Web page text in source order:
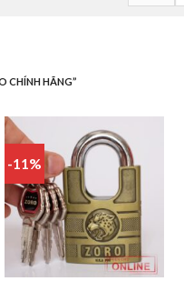
CHÍNH HÃNG”
-11%
Add to
wishlist